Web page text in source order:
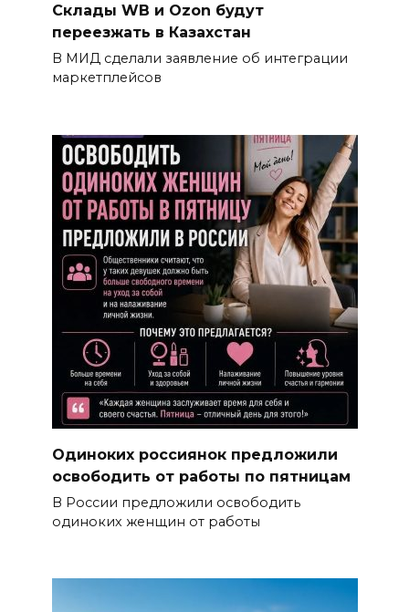
Склады WB и Ozon будут
переезжать в Казахстан
В МИД сделали заявление об интеграции
маркетплейсов
Одиноких россиянок предложили
освободить от работы по пятницам
В России предложили освободить
одиноких женщин от работы